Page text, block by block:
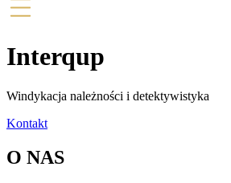
Interqup
Windykacja należności i detektywistyka
Kontakt
O NAS